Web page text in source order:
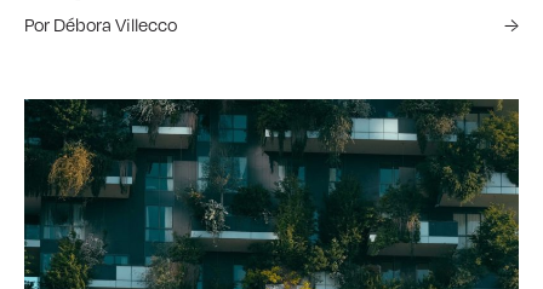
Por Débora Villecco →